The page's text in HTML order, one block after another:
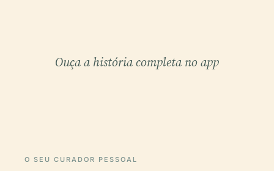
Ouça a história completa no app
O SEU CURADOR PESSOAL